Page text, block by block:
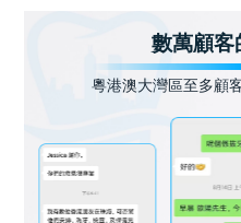
數萬顧客
粵港澳大灣區至多顧